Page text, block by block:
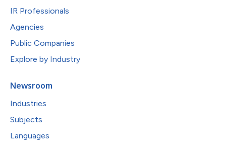
IR Professionals
Agencies
Public Companies
Explore by Industry
Newsroom
Industries
Subjects
Languages